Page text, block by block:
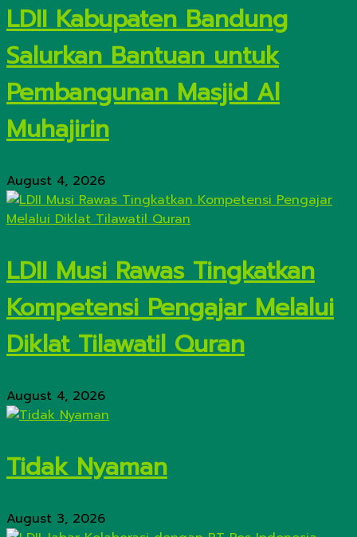
LDII Kabupaten Bandung
Salurkan Bantuan untuk
Pembangunan Masjid Al
Muhajirin
August 4, 2026
LDII Musi Rawas Tingkatkan
Kompetensi Pengajar Melalui
Diklat Tilawatil Quran
August 4, 2026
Tidak Nyaman
August 3, 2026